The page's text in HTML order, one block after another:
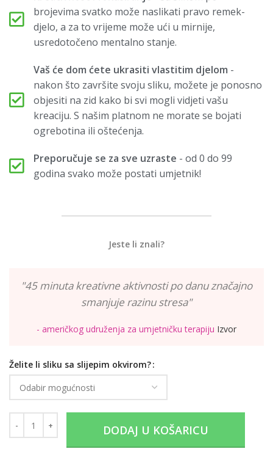
brojevima svatko može naslikati pravo remek-
djelo, a za to vrijeme može ući u mirnije,
usredotočeno mentalno stanje.
Vaš će dom ćete ukrasiti vlastitim djelom -
nakon što završite svoju sliku, možete je ponosno
objesiti na zid kako bi svi mogli vidjeti vašu
kreaciju. S našim platnom ne morate se bojati
ogrebotina ili oštećenja.
Preporučuje se za sve uzraste - od 0 do 99
godina svako može postati umjetnik!
Jeste li znali?
"45 minuta kreativne aktivnosti po danu značajno
smanjuje razinu stresa"
- američkog udruženja za umjetničku terapiju Izvor
Želite li sliku sa slijepim okvirom?
DODAJ U KOŠARICU